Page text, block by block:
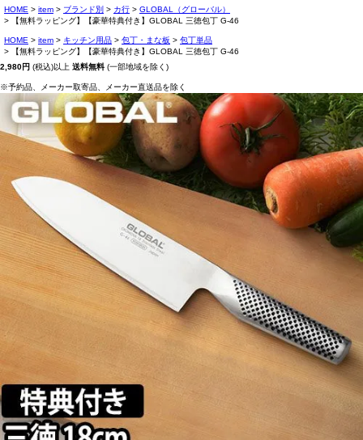
HOME item ブランド別 カ行
GLOBAL（グローバル）
【無料ラッピング】【豪華特典付き】GLOBAL 三徳包丁 G-46
HOME item キッチン用品 包丁・まな板
包丁単品
【無料ラッピング】【豪華特典付き】GLOBAL 三徳包丁 G-46
2,980円 (税込)以上 送料無料 (一部地域を除く)
※予約品、メーカー取寄品、メーカー直送品を除く